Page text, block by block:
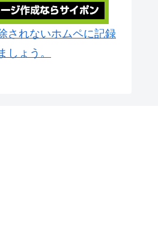
されないホムペに記録
しょう。